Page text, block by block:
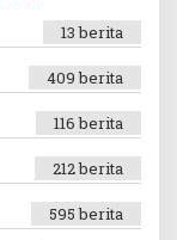
13 berita
409 berita
116 berita
212 berita
595 berita